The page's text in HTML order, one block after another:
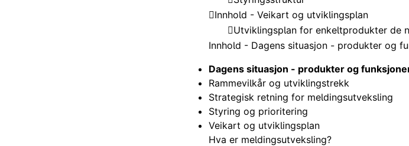
Innhold - Veikart og utviklingsplan
Utviklingsplan for enkeltprodukter de
Innhold - Dagens situasjon - produkter og
Dagens situasjon - produkter og
Rammevilkår og utviklingstrekk
Strategisk retning for meldingsutveksling
Styring og prioritering
Veikart og utviklingsplan
Hva er meldingsutveksling?